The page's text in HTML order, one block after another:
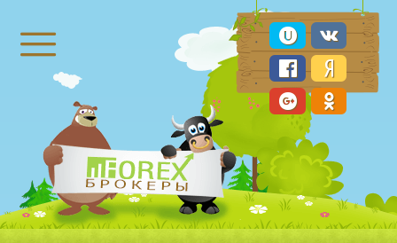
Брокеры Форекс